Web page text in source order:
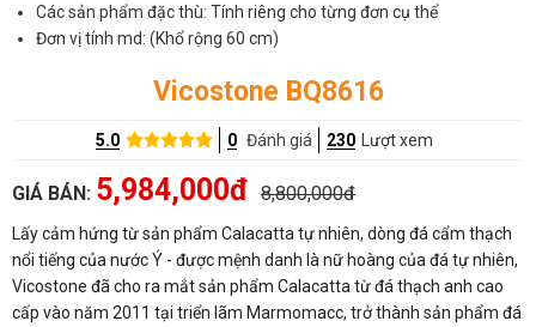
Các sản phẩm đặc thù: Tính riêng cho từng đơn cụ thể
Đơn vị tính md: (Khổ rộng 60 cm)
Vicostone BQ8616
5.0 0 Đánh giá 230 Lượt xem
GIÁ BÁN: 5,984,000đ 8,800,000đ
Lấy cảm hứng từ sản phẩm Calacatta tự nhiên, dòng đá cẩm thạch
nổi tiếng của nước Ý - được mệnh danh là nữ hoàng của đá tự nhiên,
Vicostone đã cho ra mắt sản phẩm Calacatta từ đá thạch anh cao
cấp vào năm 2011 tại triển lãm Marmomacc, trở thành sản phẩm đá